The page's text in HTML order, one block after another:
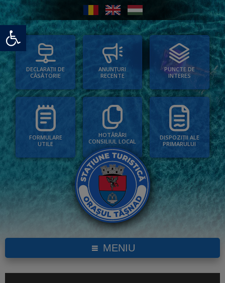
Deschide bara de unelte
DECLARAȚII DE
CĂSĂTORIE
ANUNȚURI
RECENTE
PUNCTE DE
INTERES
FORMULARE
UTILE
HOTĂRÂRI
CONSILIUL LOCAL
DISPOZIȚII ALE
PRIMARULUI
MENIU